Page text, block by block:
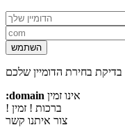
השתמש
:domain אינו זמין
! ברכות ! זמין
צור איתנו קשר